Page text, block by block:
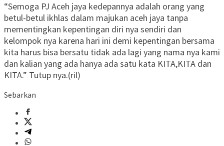
“Semoga PJ Aceh jaya kedepannya adalah orang yang
betul-betul ikhlas dalam majukan aceh jaya tanpa
mementingkan kepentingan diri nya sendiri dan
kelompok nya karena hari ini demi kepentingan bersama
kita harus bisa bersatu tidak ada lagi yang nama nya kami
dan kalian yang ada hanya ada satu kata KITA,KITA dan
KITA.” Tutup nya.(ril)
Sebarkan